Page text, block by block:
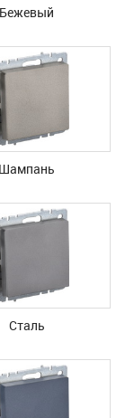
Бежевый
Шампань
Сталь